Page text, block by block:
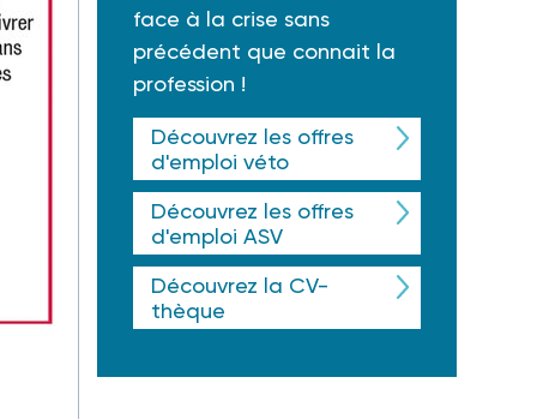
face à la crise sans
précédent que connait la
profession !
Découvrez les offres
d'emploi véto
Découvrez les offres
d'emploi ASV
Découvrez la CV-
thèque